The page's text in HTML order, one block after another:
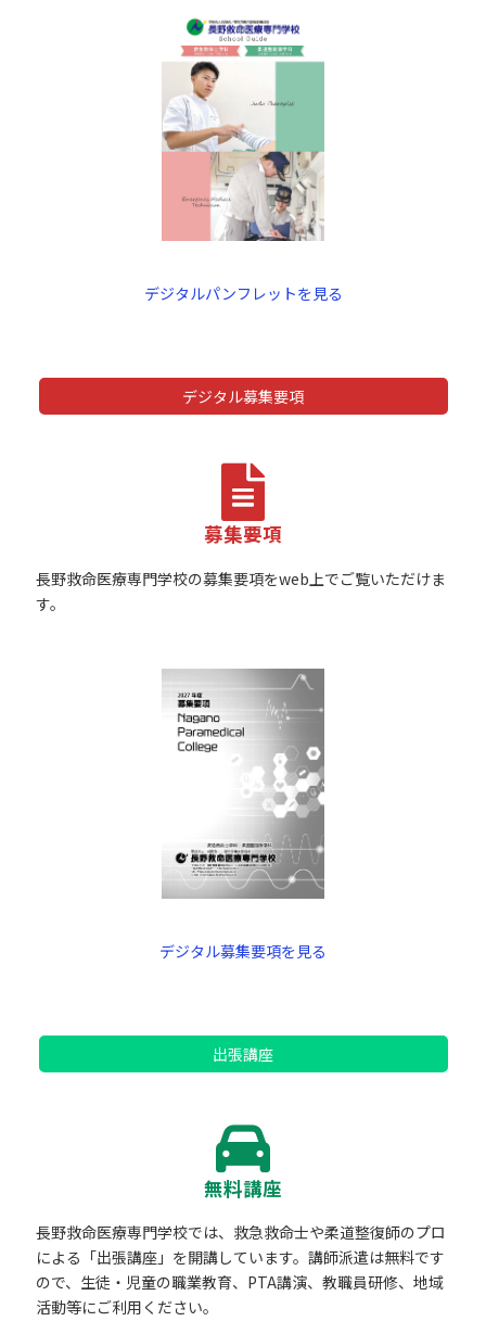
デジタルパンフレットを見る
デジタル募集要項
募集要項
長野救命医療専門学校の募集要項をweb上でご覧いただけま
す。
デジタル募集要項を見る
出張講座
無料講座
長野救命医療専門学校では、救急救命士や柔道整復師のプロ
による「出張講座」を開講しています。講師派遣は無料です
ので、生徒・児童の職業教育、PTA講演、教職員研修、地域
活動等にご利用ください。